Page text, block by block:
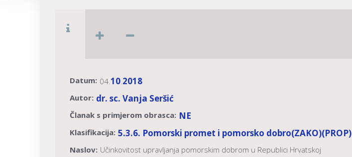
Datum: 04.10.2018
Autor: dr. sc. Vanja Seršić
Članak s primjerom obrasca: NE
Klasifikacija: 5.3.6. Pomorski promet i pomorsko dobro(ZAKO)(PROP)
Naslov: Učinkovitost upravljanja pomorskim dobrom u Republici Hrvatskoj